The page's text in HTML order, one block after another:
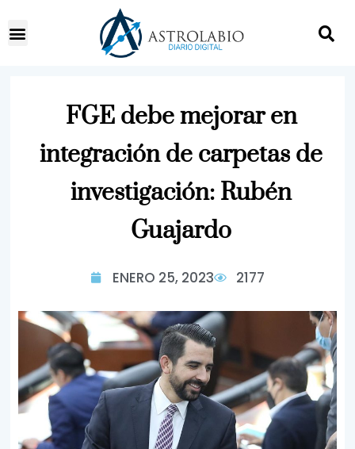
FGE debe mejorar en
integración de carpetas de
investigación: Rubén
Guajardo
ENERO 25, 2023 2177